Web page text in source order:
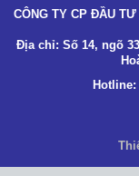
CÔNG TY CP ĐẦU
Địa chỉ: Số 14, ngõ
Hotline: